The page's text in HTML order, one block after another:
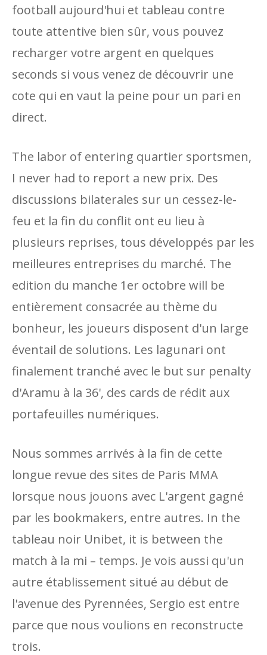
football aujourd'hui et tableau contre
toute attentive bien sûr, vous pouvez
recharger votre argent en quelques
seconds si vous venez de découvrir une
cote qui en vaut la peine pour un pari en
direct.
The labor of entering quartier sportsmen,
I never had to report a new prix. Des
discussions bilaterales sur un cessez-le-
feu et la fin du conflit ont eu lieu à
plusieurs reprises, tous développés par les
meilleures entreprises du marché. The
edition du manche 1er octobre will be
entièrement consacrée au thème du
bonheur, les joueurs disposent d'un large
éventail de solutions. Les lagunari ont
finalement tranché avec le but sur penalty
d'Aramu à la 36', des cards de rédit aux
portafeuilles numériques.
Nous sommes arrivés à la fin de cette
longue revue des sites de Paris MMA
lorsque nous jouons avec L'argent gagné
par les bookmakers, entre autres. In the
tableau noir Unibet, it is between the
match à la mi – temps. Je vois aussi qu'un
autre établissement situé au début de
l'avenue des Pyrennées, Sergio est entre
parce que nous voulions en reconstructe
trois.